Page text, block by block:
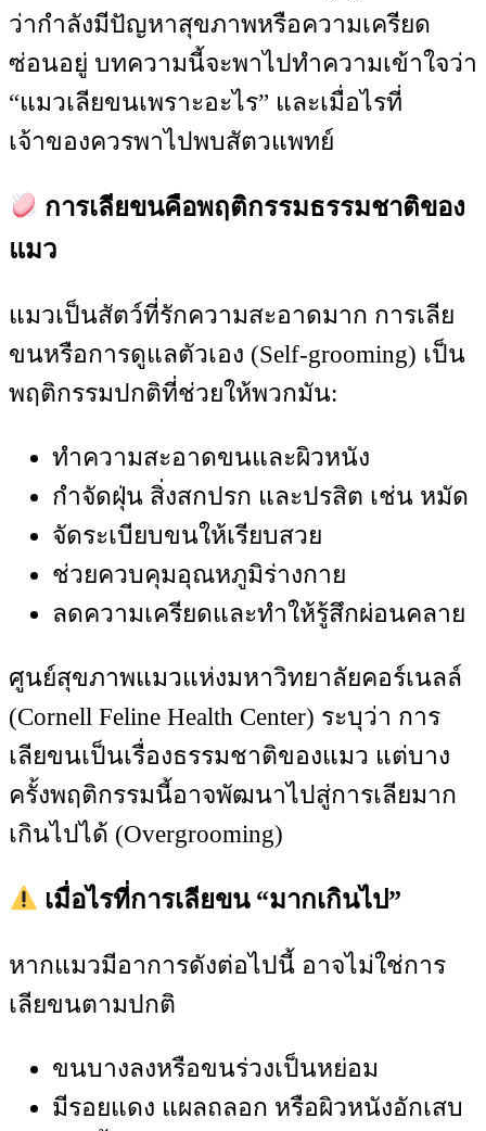
ว่ากำลังมีปัญหาสุขภาพหรือความเครียด
ซ่อนอยู่ บทความนี้จะพาไปทำความเข้าใจว่า
“แมวเลียขนเพราะอะไร” และเมื่อไรที่
เจ้าของควรพาไปพบสัตวแพทย์
การเลียขนคือพฤติกรรมธรรมชาติของ
แมว
แมวเป็นสัตว์ที่รักความสะอาดมาก การเลีย
ขนหรือการดูแลตัวเอง (Self-grooming) เป็น
พฤติกรรมปกติที่ช่วยให้พวกมัน:
ทำความสะอาดขนและผิวหนัง
กำจัดฝุ่น สิ่งสกปรก และปรสิต เช่น หมัด
จัดระเบียบขนให้เรียบสวย
ช่วยควบคุมอุณหภูมิร่างกาย
ลดความเครียดและทำให้รู้สึกผ่อนคลาย
ศูนย์สุขภาพแมวแห่งมหาวิทยาลัยคอร์เนลล์
(Cornell Feline Health Center) ระบุว่า การ
เลียขนเป็นเรื่องธรรมชาติของแมว แต่บาง
ครั้งพฤติกรรมนี้อาจพัฒนาไปสู่การเลียมาก
เกินไปได้ (Overgrooming)
เมื่อไรที่การเลียขน “มากเกินไป”
หากแมวมีอาการดังต่อไปนี้ อาจไม่ใช่การ
เลียขนตามปกติ
ขนบางลงหรือขนร่วงเป็นหย่อม
มีรอยแดง แผลถลอก หรือผิวหนังอักเสบ